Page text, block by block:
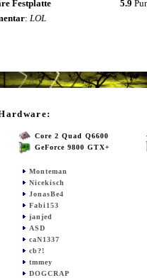
Festplatte 5.9
: LOL
Core 2 Quad Q6600
GeForce 9800 GTX+
Monteman
Nicekisch
JonasBe4
Fabi153
janjed
ASD
caN1337
cb?!
tmmey
DOGCRAP